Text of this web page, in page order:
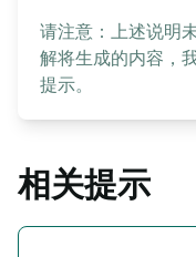
请注意：上述说明
解将生成的内容，
提示。
相关提示